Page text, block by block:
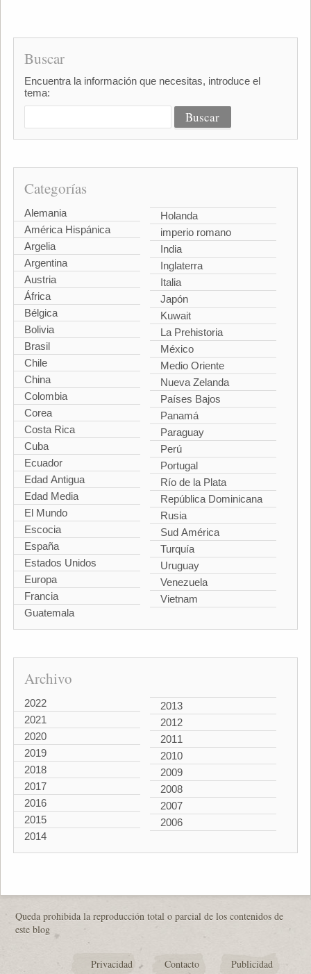
Buscar
Encuentra la información que necesitas, introduce el
tema:
Categorías
Alemania
América Hispánica
Argelia
Argentina
Austria
África
Bélgica
Bolivia
Brasil
Chile
China
Colombia
Corea
Costa Rica
Cuba
Ecuador
Edad Antigua
Edad Media
El Mundo
Escocia
España
Estados Unidos
Europa
Francia
Guatemala
Holanda
imperio romano
India
Inglaterra
Italia
Japón
Kuwait
La Prehistoria
México
Medio Oriente
Nueva Zelanda
Países Bajos
Panamá
Paraguay
Perú
Portugal
Río de la Plata
República Dominicana
Rusia
Sud América
Turquía
Uruguay
Venezuela
Vietnam
Archivo
2022
2021
2020
2019
2018
2017
2016
2015
2014
2013
2012
2011
2010
2009
2008
2007
2006
Queda prohibida la reproducción total o parcial de los contenidos de
este blog
Privacidad Contacto Publicidad